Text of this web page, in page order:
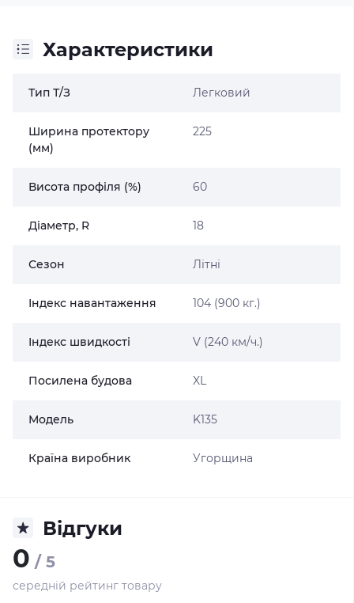
Характеристики
Тип Т/З Легковий
Ширина протектору
(мм)
225
Висота профіля (%) 60
Діаметр, R 18
Сезон Літні
Індекс навантаження 104 (900 кг.)
Індекс швидкості V (240 км/ч.)
Посилена будова XL
Модель K135
Країна виробник Угорщина
Відгуки
0 / 5
середній рейтинг товару